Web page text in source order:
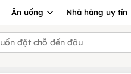
Ăn uống Nhà hàng uy tín